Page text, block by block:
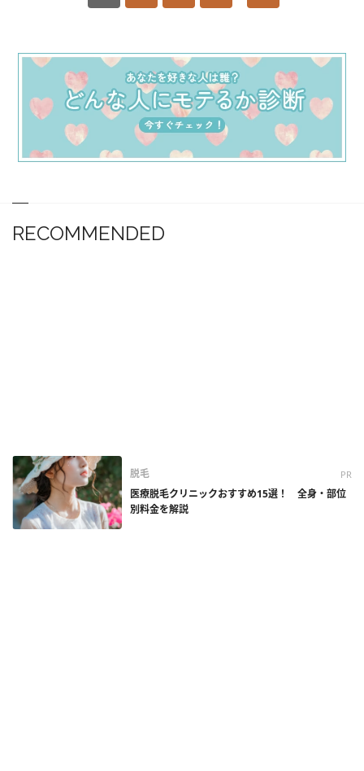
RECOMMENDED
脱毛 PR
医療脱毛クリニックおすすめ15選！ 全身・部位
別料金を解説